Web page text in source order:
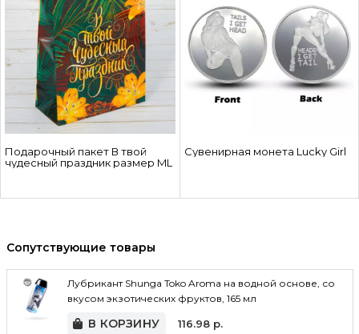
Подарочный пакет В твой
чудесный праздник размер ML
Сувенирная монета Lucky Girl
Сопутствующие товары
Лубрикант Shunga Toko Aroma на водной основе, со
вкусом экзотических фруктов, 165 мл
В КОРЗИНУ 116.98р.